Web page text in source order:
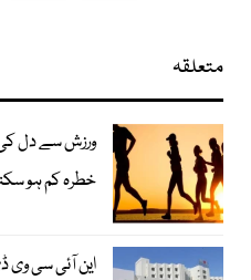
متعلقہ
ورزش سے دل
خطرہ کم ہو
این آئی سی